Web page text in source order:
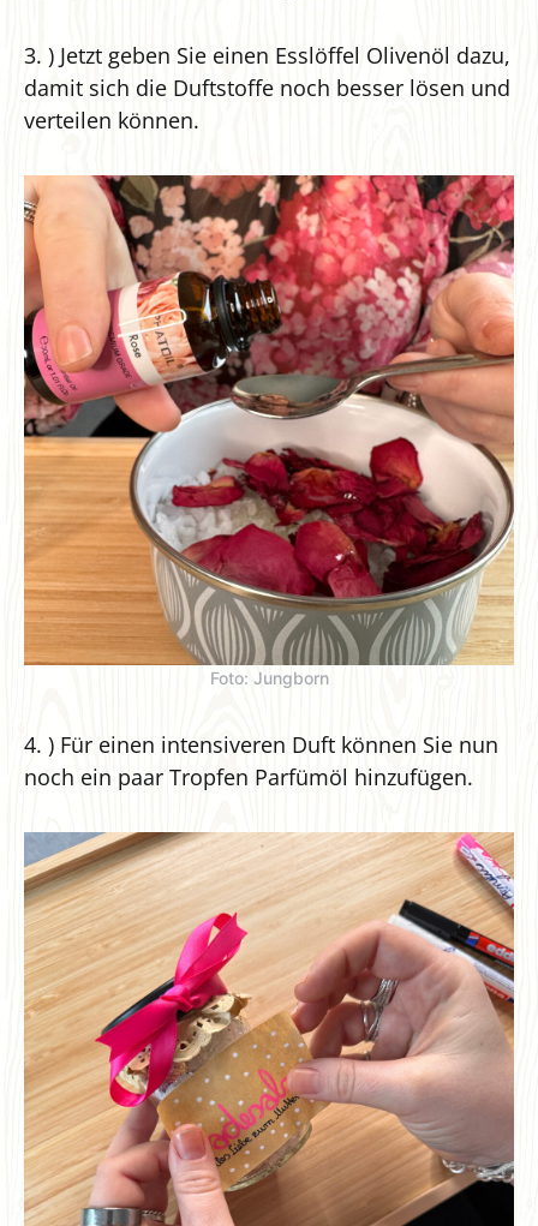
3. ) Jetzt geben Sie einen Esslöffel Olivenöl dazu,
damit sich die Duftstoffe noch besser lösen und
verteilen können.
Foto: Jungborn
4. ) Für einen intensiveren Duft können Sie nun
noch ein paar Tropfen Parfümöl hinzufügen.